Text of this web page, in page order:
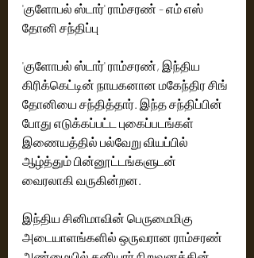
'குளோபல் ஸ்டார்' ராம்சரண் - எம் எஸ்
தோனி சந்திப்பு
'குளோபல் ஸ்டார்' ராம்சரண், இந்திய
கிரிக்கெட்டின் நாயகனான மகேந்திர சிங்
தோனியை சந்தித்தார். இந்த சந்திப்பின்
போது எடுக்கப்பட்ட புகைப்படங்கள்
இணையத்தில் பல்வேறு வியப்பில்
ஆழ்த்தும் பின்னூட்டங்களுடன்
வைரலாகி வருகின்றன.
இந்திய சினிமாவின் பெருமைமிகு
அடையாளங்களில் ஒருவரான ராம்சரண்